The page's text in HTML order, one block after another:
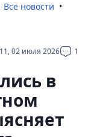
Все новости
02 июля 2026 1
в